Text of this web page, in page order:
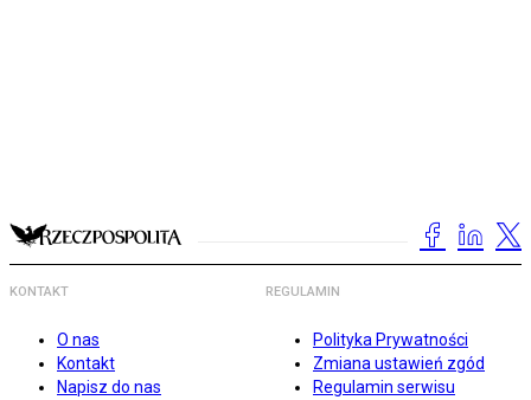
KONTAKT
O nas
Kontakt
Napisz do nas
REGULAMIN
Polityka Prywatności
Zmiana ustawień zgód
Regulamin serwisu